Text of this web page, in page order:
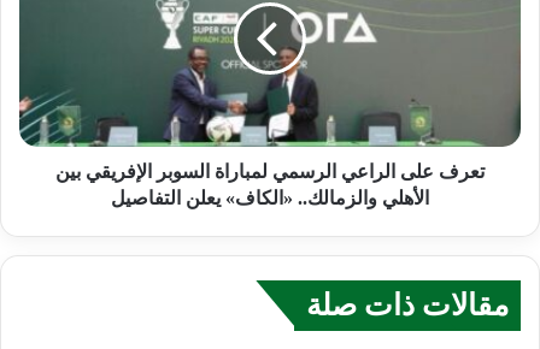
تعرف على الراعي الرسمي لمباراة السوبر الإفريقي بين
الأهلي والزمالك.. «الكاف» يعلن التفاصيل
مقالات ذات صلة